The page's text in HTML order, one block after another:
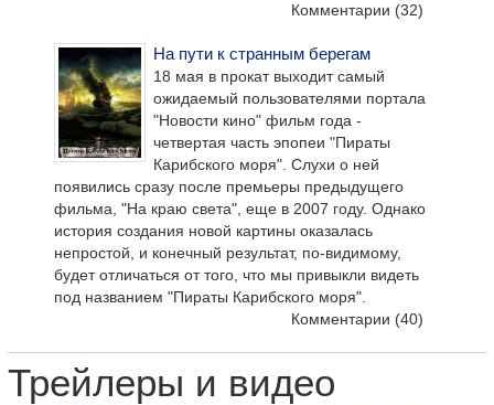
Комментарии (32)
На пути к странным берегам
18 мая в прокат выходит самый
ожидаемый пользователями портала
"Новости кино" фильм года -
четвертая часть эпопеи "Пираты
Карибского моря". Слухи о ней
появились сразу после премьеры предыдущего
фильма, "На краю света", еще в 2007 году. Однако
история создания новой картины оказалась
непростой, и конечный результат, по-видимому,
будет отличаться от того, что мы привыкли видеть
под названием "Пираты Карибского моря".
Комментарии (40)
Трейлеры и видео